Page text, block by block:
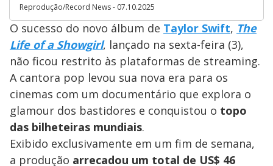
Reprodução/Record News - 07.10.2025
O sucesso do novo álbum de Taylor Swift, The
Life of a Showgirl, lançado na sexta-feira (3),
não ficou restrito às plataformas de streaming.
A cantora pop levou sua nova era para os
cinemas com um documentário que explora o
glamour dos bastidores e conquistou o topo
das bilheteiras mundiais.
Exibido exclusivamente em um fim de semana,
a produção arrecadou um total de US$ 46